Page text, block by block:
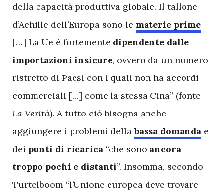
della capacità produttiva globale. Il tallone
d’Achille dell’Europa sono le materie prime
[…] La Ue è fortemente dipendente dalle
importazioni insicure, ovvero da un numero
ristretto di Paesi con i quali non ha accordi
commerciali […] come la stessa Cina” (fonte
La Verità). A tutto ciò bisogna anche
aggiungere i problemi dellabassa domanda e
dei punti di ricarica “che sono ancora
troppo pochi e distanti”. Insomma, secondo
Turtelboom “l’Unione europea deve trovare